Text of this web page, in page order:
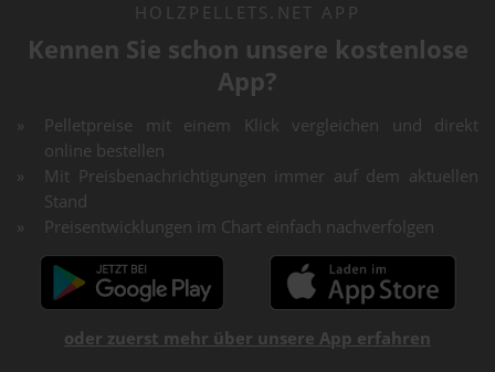
HOLZPELLETS.NET APP
Kennen Sie schon unsere kostenlose
App?
Pelletpreise mit einem Klick vergleichen und direkt
online bestellen
Mit Preisbenachrichtigungen immer auf dem aktuellen
Stand
Preisentwicklungen im Chart einfach nachverfolgen
oder zuerst mehr über unsere App erfahren